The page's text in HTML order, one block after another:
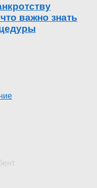
важно знать